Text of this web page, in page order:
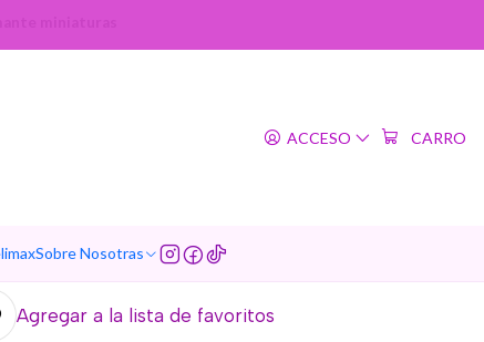
ACCESO CARRO
Sobre Nosotras
miniaturas
Centella Mini Kit
- Set calmante
al Carro
Agregar a la lista de favoritos